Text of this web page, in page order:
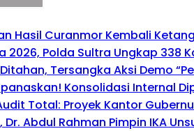
Hasil Curanmor Kembali
2026, Polda Sultra Ungkap 338
Tersangka Aksi Demo
Konsolidasi Internal
Total: Proyek Kantor
Abdul Rahman Pimpin IKA